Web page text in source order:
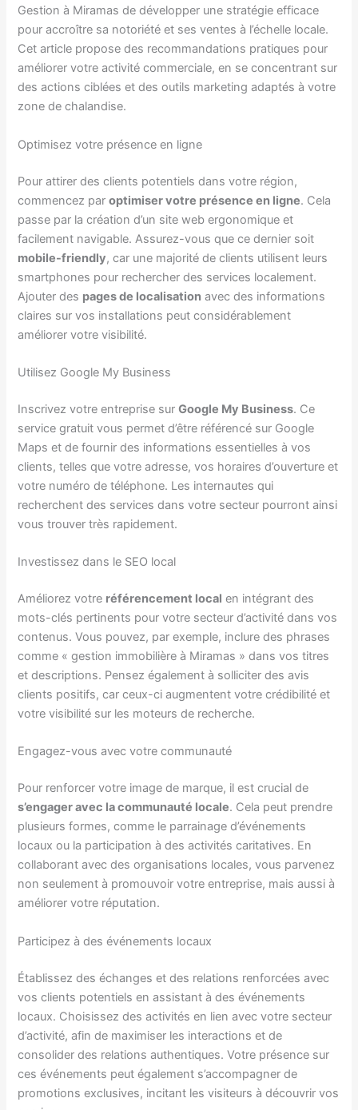
Gestion à Miramas de développer une stratégie efficace
pour accroître sa notoriété et ses ventes à l’échelle locale.
Cet article propose des recommandations pratiques pour
améliorer votre activité commerciale, en se concentrant sur
des actions ciblées et des outils marketing adaptés à votre
zone de chalandise.
Optimisez votre présence en ligne
Pour attirer des clients potentiels dans votre région,
commencez paroptimiser votre présence en ligne. Cela
passe par la création d’un site web ergonomique et
facilement navigable. Assurez-vous que ce dernier soit
mobile-friendly, car une majorité de clients utilisent leurs
smartphones pour rechercher des services localement.
Ajouter des pages de localisation avec des informations
claires sur vos installations peut considérablement
améliorer votre visibilité.
Utilisez Google My Business
Inscrivez votre entreprise surGoogle My Business. Ce
service gratuit vous permet d’être référencé sur Google
Maps et de fournir des informations essentielles à vos
clients, telles que votre adresse, vos horaires d’ouverture et
votre numéro de téléphone. Les internautes qui
recherchent des services dans votre secteur pourront ainsi
vous trouver très rapidement.
Investissez dans le SEO local
Améliorez votre référencement local en intégrant des
mots-clés pertinents pour votre secteur d’activité dans vos
contenus. Vous pouvez, par exemple, inclure des phrases
comme « gestion immobilière à Miramas » dans vos titres
et descriptions. Pensez également à solliciter des avis
clients positifs, car ceux-ci augmentent votre crédibilité et
votre visibilité sur les moteurs de recherche.
Engagez-vous avec votre communauté
Pour renforcer votre image de marque, il est crucial de
s’engager avec la communauté locale. Cela peut prendre
plusieurs formes, comme le parrainage d’événements
locaux ou la participation à des activités caritatives. En
collaborant avec des organisations locales, vous parvenez
non seulement à promouvoir votre entreprise, mais aussi à
améliorer votre réputation.
Participez à des événements locaux
Établissez des échanges et des relations renforcées avec
vos clients potentiels en assistant à des événements
locaux. Choisissez des activités en lien avec votre secteur
d’activité, afin de maximiser les interactions et de
consolider des relations authentiques. Votre présence sur
ces événements peut également s’accompagner de
promotions exclusives, incitant les visiteurs à découvrir vos